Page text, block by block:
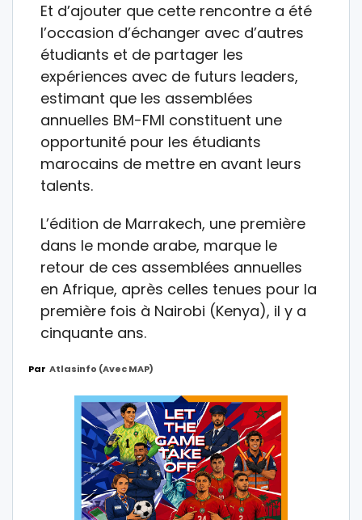
Et d’ajouter que cette rencontre a été
l’occasion d’échanger avec d’autres
étudiants et de partager les
expériences avec de futurs leaders,
estimant que les assemblées
annuelles BM-FMI constituent une
opportunité pour les étudiants
marocains de mettre en avant leurs
talents.
L’édition de Marrakech, une première
dans le monde arabe, marque le
retour de ces assemblées annuelles
en Afrique, après celles tenues pour la
première fois à Nairobi (Kenya), il y a
cinquante ans.
Par Atlasinfo (avec MAP)